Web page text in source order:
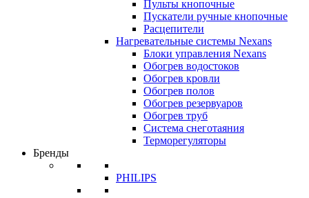
Пульты кнопочные
Пускатели ручные кнопочные
Расцепители
Нагревательные системы Nexans
Блоки управления Nexans
Обогрев водостоков
Обогрев кровли
Обогрев полов
Обогрев резервуаров
Обогрев труб
Система снеготаяния
Терморегуляторы
Бренды
PHILIPS